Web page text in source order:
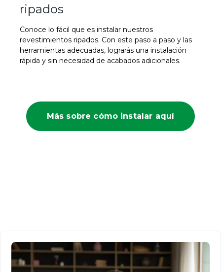
ripados
Conoce lo fácil que es instalar nuestros
revestimientos ripados. Con este paso a paso y las
herramientas adecuadas, lograrás una instalación
rápida y sin necesidad de acabados adicionales.
Más sobre cómo instalar aquí